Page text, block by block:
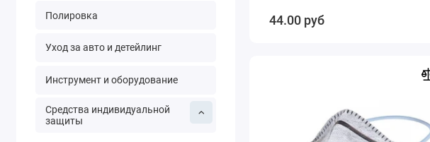
Полировка
Уход за авто и детейлинг
Инструмент и оборудование
Средства индивидуальной
защиты
44.00 руб